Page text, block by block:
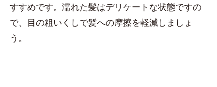
すすめです。濡れた髪はデリケートな状態ですの
で、目の粗いくしで髪への摩擦を軽減しましょ
う。